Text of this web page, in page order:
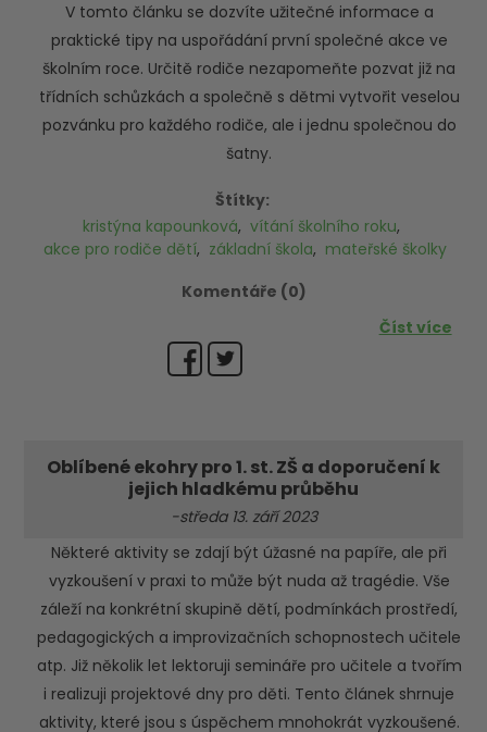
V tomto článku se dozvíte užitečné informace a
praktické tipy na uspořádání první společné akce ve
školním roce. Určitě rodiče nezapomeňte pozvat již na
třídních schůzkách a společně s dětmi vytvořit veselou
pozvánku pro každého rodiče, ale i jednu společnou do
šatny.
Štítky:
kristýna kapounková, vítání školního roku,
akce pro rodiče dětí, základní škola, mateřské školky
Komentáře (0)
Číst více
Oblíbené ekohry pro 1. st. ZŠ a doporučení k
jejich hladkému průběhu
-středa 13. září 2023
Některé aktivity se zdají být úžasné na papíře, ale při
vyzkoušení v praxi to může být nuda až tragédie. Vše
záleží na konkrétní skupině dětí, podmínkách prostředí,
pedagogických a improvizačních schopnostech učitele
atp. Již několik let lektoruji semináře pro učitele a tvořím
i realizuji projektové dny pro děti. Tento článek shrnuje
aktivity, které jsou s úspěchem mnohokrát vyzkoušené.